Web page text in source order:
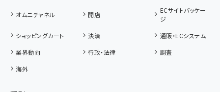
オムニチャネル 開店
ECサイトパッケー
ジ
ショッピングカート
決済
通販・ECシステム
業界動向
行政・法律
調査
海外